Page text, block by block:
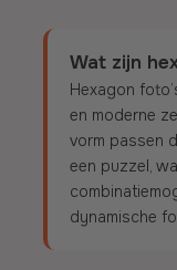
Wat zijn
Hexagon
en moderne
vorm passen
een puzzel,
dynamische